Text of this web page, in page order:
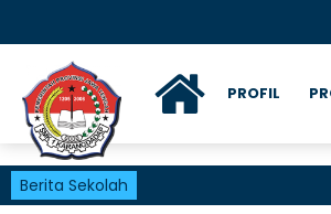
PROFIL
Berita Sekolah